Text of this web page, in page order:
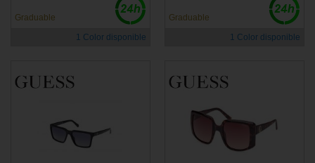
Graduable
1 Color disponible
Graduable
1 Color disponible